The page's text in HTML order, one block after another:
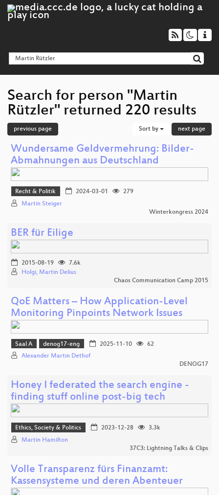
Search for person "Martin
Rützler" returned 220 results
previous page Sort by next page
Wundersame Geldvermehrung: Bilder-
Abmahnungen aus Deutschland
Recht & Politik 2024-03-01
279
Martin Steiger
Winterkongress 2024
BER für Eilige
2015-08-19
7.6k
Holgi, Martin Delius
Chaos Communication Camp 2015
QoE Matters – How Application-Level
Monitoring Pinpoints Network Issues
Saal A denog17-eng 2025-11-10
62
Alexander Martin Dethof
DENOG17
Honey I federated the search engine -
finding stuff online post-big tech
Ethics, Society & Politics 2023-12-28
3.3k
Martin Hamilton
37C3: Lightning Talks & Clips
Volle Transparenz fürs Finanzamt:
Kassensysteme und deren Abenteuer